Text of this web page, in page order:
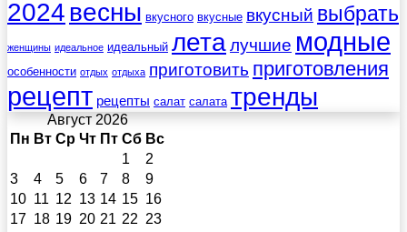
2024 весны вкусного вкусные вкусный выбрать
женщины идеальное идеальный леталучшие модные
особенности отдых отдыха приготовить приготовления
рецепт рецепты салат салата тренды
Август 2026
Пн Вт Ср Чт Пт Сб Вс
1
2
3
4 5 6 7 8
9
10 11 12 13 14 15 16
17 18 19 20 21 22 23